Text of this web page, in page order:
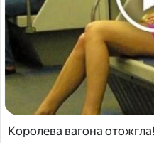
Королева вагона